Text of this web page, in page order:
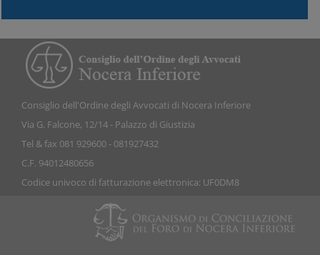
Consiglio dell'Ordine degli Avvocati di Nocera Inferiore
Via G. Falcone, 12/14 - Palazzo di Giustizia
Tel & fax 081 929600 - 081927432
C.F. 94012480656
Codice univoco di fatturazione elettronica: UF0DM8